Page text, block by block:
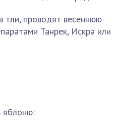
тли, проводят весеннюю
Танрек, Искра или
яблоню: